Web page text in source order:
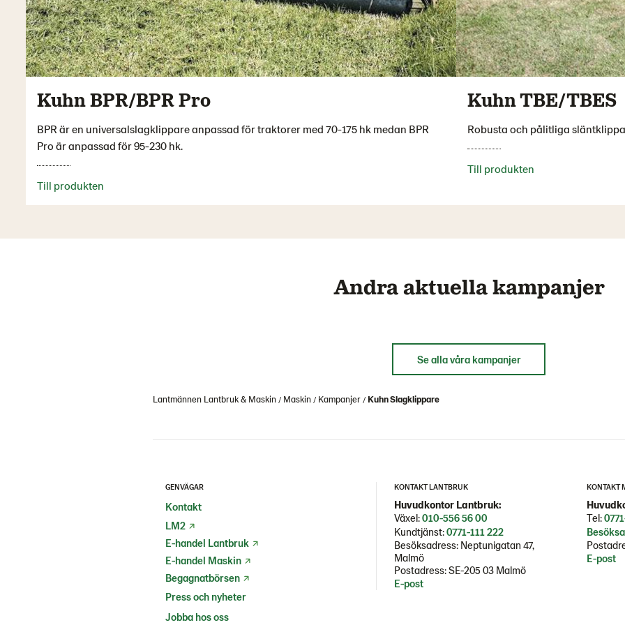
Kuhn BPR/BPR Pro
BPR är en universalslagklippare anpassad för traktorer med 70-175 hk medan BPR
Pro är anpassad för 95-230 hk.
Till produkten
Kuhn TBE/TBES
Robusta och pålitliga
Till produkten
Andra aktuella kampanjer
Se alla våra kampanjer
Lantmännen Lantbruk & Maskin Maskin Kampanjer Kuhn Slagklippare
GENVÄGAR
Kontakt
LM2
E-handel Lantbruk
E-handel Maskin
Begagnatbörsen
Press och nyheter
Jobba hos oss
KONTAKT LANTBRUK
Huvudkontor Lantbruk:
Växel:010-556 56 00
Kundtjänst:0771-111 222
Besöksadress: Neptunigatan 47,
Malmö
Postadress: SE-205 03 Malmö
E-post
KONTAKT
Tel:
E-post